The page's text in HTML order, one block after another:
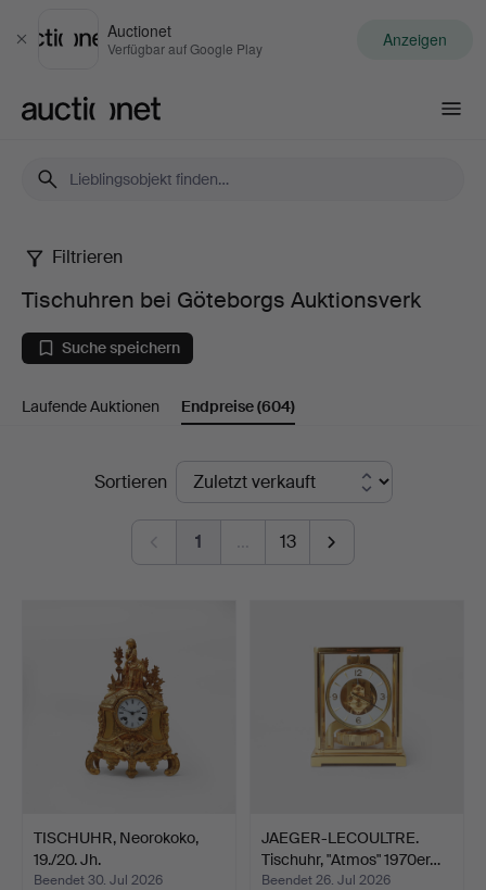
Schließen
Auctionet
Verfügbar auf Google Play Anzeigen
Tischuhren
bei
Göteborgs
Auktionsverk
Filtrieren
Tischuhren bei Göteborgs Auktionsverk
Suche speichern
Laufende Auktionen Endpreise(604)
EndpreiseSortieren
1 … 13
TISCHUHR, Neorokoko,
19./20. Jh.
Beendet 30. Jul 2026
JAEGER-LECOULTRE.
Tischuhr, "Atmos" 1970er…
Beendet 26. Jul 2026